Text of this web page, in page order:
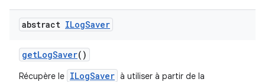
abstract ILogSaver
getLogSaver()
Récupère le ILogSaver à utiliser à partir de la